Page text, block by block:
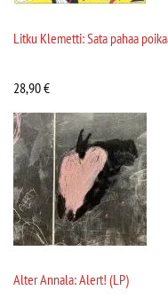
Litku Klemetti: Sata pahaa
28,90€
Alter Annala: Alert! (LP)